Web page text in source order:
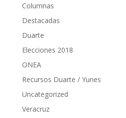
Columnas
Destacadas
Duarte
Elecciones 2018
ONEA
Recursos Duarte / Yunes
Uncategorized
Veracruz